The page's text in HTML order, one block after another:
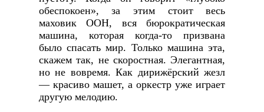
обеспокоен», за этим стоит весь
маховик ООН, вся бюрократическая
машина, которая когда-то призвана
было спасать мир. Только машина эта,
скажем так, не скоростная. Элегантная,
но не вовремя. Как дирижёрский жезл
— красиво машет, а оркестр уже играет
другую мелодию.